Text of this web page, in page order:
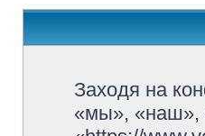
Заходя на
«мы», «наш»,